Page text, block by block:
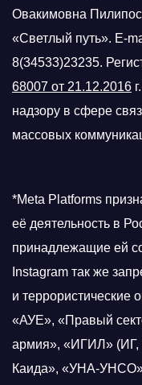
Овакимовна
«Светлый путь». E-
8(34533)23235.
68007 от 21.12.2016 г.
надзору в сфере
массовых
*Meta Platforms
её деятельность в
принадлежащие ей
Instagram так же
и террористические
«АУЕ», «Правый
армия», «ИГИЛ» (ИГ,
Каида», «УНА-